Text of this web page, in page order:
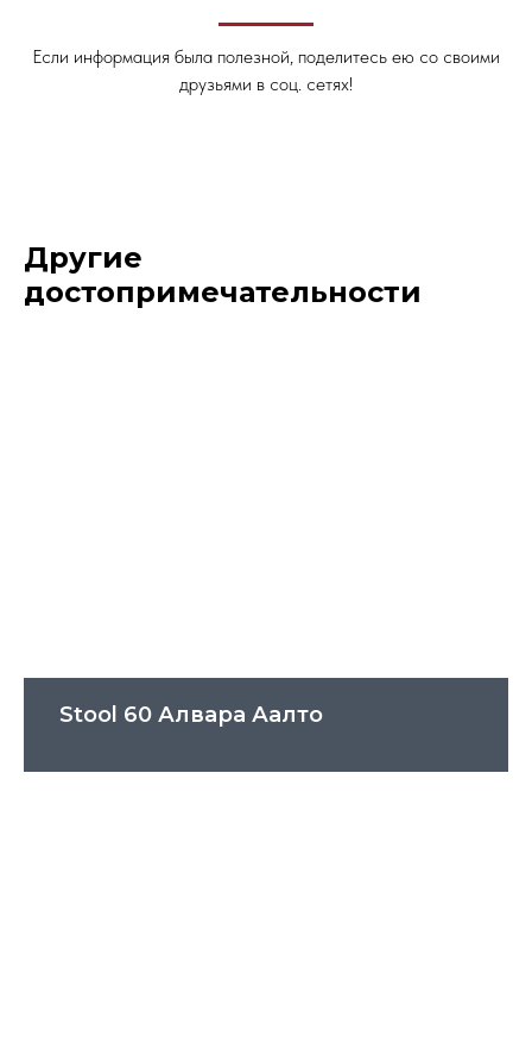
Если информация была полезной, поделитесь ею со своими
друзьями в соц. сетях!
Другие
достопримечательности
Stool 60 Алвара Аалто